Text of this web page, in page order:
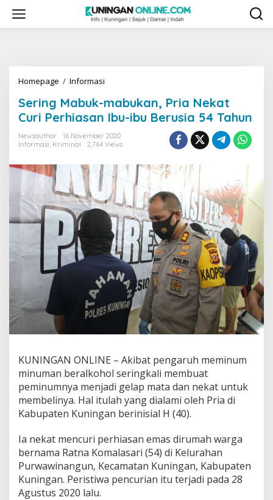
content
Homepage / Informasi
mabukan,
Pria
Nekat
Curi
Perhiasan
ibu
Berusia
54
Tahun
Sering Mabuk-mabukan, Pria Nekat
Curi Perhiasan Ibu-ibu Berusia 54 Tahun
Newsauthor
16 November 2020
Informasi, Kriminal 2,764 Views
KUNINGAN ONLINE – Akibat pengaruh meminum
minuman beralkohol seringkali membuat
peminumnya menjadi gelap mata dan nekat untuk
membelinya. Hal itulah yang dialami oleh Pria di
Kabupaten Kuningan berinisial H (40).
Ia nekat mencuri perhiasan emas dirumah warga
bernama Ratna Komalasari (54) di Kelurahan
Purwawinangun, Kecamatan Kuningan, Kabupaten
Kuningan. Peristiwa pencurian itu terjadi pada 28
Agustus 2020 lalu.